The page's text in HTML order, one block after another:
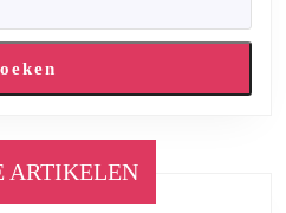
ARTIKELEN